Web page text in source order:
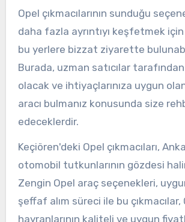
Opel çıkmacılarının sunduğu
daha fazla ayrıntıyı keşfetmek
bu yerlere bizzat ziyarette
Burada, uzman satıcılar tarafından
olacak ve ihtiyaçlarınıza uygun
aracı bulmanız konusunda size
edeceklerdir.
Keçiören'deki Opel çıkmacıları,
otomobil tutkunlarının gözdesi
Zengin Opel araç seçenekleri,
şeffaf alım süreci ile bu çıkmacılar,
hayranlarının kaliteli ve uygun